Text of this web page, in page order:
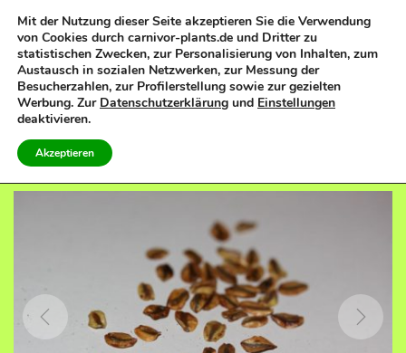
S
k
i
o
a
v
i
g
a
S
k
i
o
o
n
t
e
n
PREVIOUS
Mit der Nutzung dieser Seite akzeptieren Sie die Verwendung
von Cookies durch carnivor-plants.de und Dritter zu
statistischen Zwecken, zur Personalisierung von Inhalten, zum
Austausch in sozialen Netzwerken, zur Messung der
Besucherzahlen, zur Profilerstellung sowie zur gezielten
Werbung. Zur Datenschutzerklärung und Einstellungen
deaktivieren.
Akzeptieren